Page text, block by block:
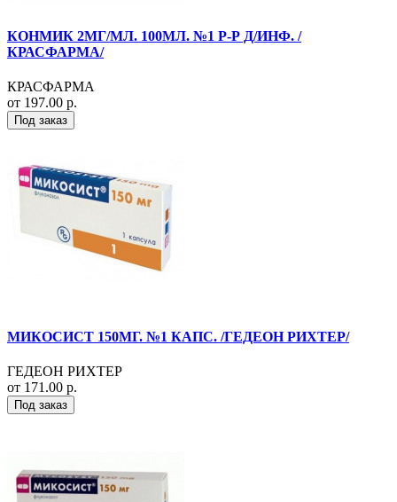
КОНМИК 2МГ/МЛ. 100МЛ. №1 Р-Р Д/ИНФ. /
КРАСФАРМА/
КРАСФАРМА
от 197.00 р.
Под заказ
МИКОСИСТ 150МГ. №1 КАПС. /ГЕДЕОН РИХТЕР/
ГЕДЕОН РИХТЕР
от 171.00 р.
Под заказ